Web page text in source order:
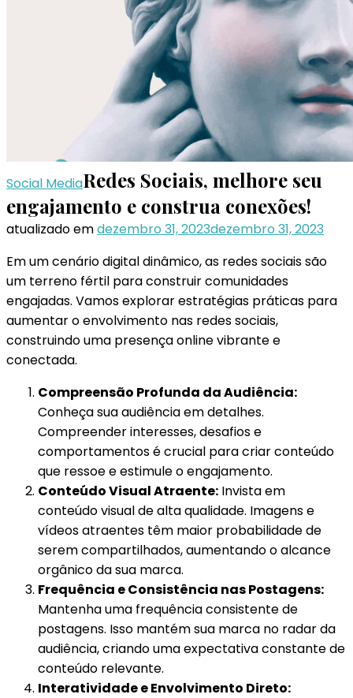
Social MediaRedes Sociais, melhore seu
engajamento e construa conexões!
atualizado emdezembro 31, 2023dezembro 31, 2023
Em um cenário digital dinâmico, as redes sociais são
um terreno fértil para construir comunidades
engajadas. Vamos explorar estratégias práticas para
aumentar o envolvimento nas redes sociais,
construindo uma presença online vibrante e
conectada.
Compreensão Profunda da Audiência:
Conheça sua audiência em detalhes.
Compreender interesses, desafios e
comportamentos é crucial para criar conteúdo
que ressoe e estimule o engajamento.
Conteúdo Visual Atraente: Invista em
conteúdo visual de alta qualidade. Imagens e
vídeos atraentes têm maior probabilidade de
serem compartilhados, aumentando o alcance
orgânico da sua marca.
Frequência e Consistência nas Postagens:
Mantenha uma frequência consistente de
postagens. Isso mantém sua marca no radar da
audiência, criando uma expectativa constante de
conteúdo relevante.
Interatividade e Envolvimento Direto: